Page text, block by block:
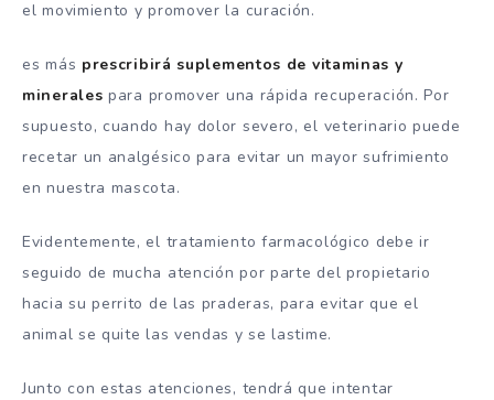
el movimiento y promover la curación.
es más prescribirá suplementos de vitaminas y
minerales para promover una rápida recuperación. Por
supuesto, cuando hay dolor severo, el veterinario puede
recetar un analgésico para evitar un mayor sufrimiento
en nuestra mascota.
Evidentemente, el tratamiento farmacológico debe ir
seguido de mucha atención por parte del propietario
hacia su perrito de las praderas, para evitar que el
animal se quite las vendas y se lastime.
Junto con estas atenciones, tendrá que intentar